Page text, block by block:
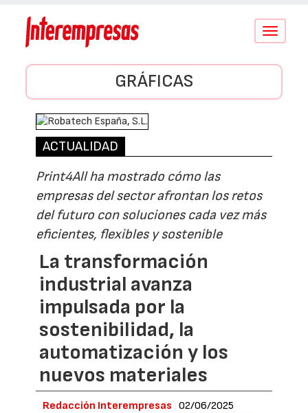
Conmutar
GRÁFICAS
ACTUALIDAD
Print4All ha mostrado cómo las
empresas del sector afrontan los retos
del futuro con soluciones cada vez más
eficientes, flexibles y sostenible
La transformación
industrial avanza
impulsada por la
sostenibilidad, la
automatización y los
nuevos materiales
Redacción Interempresas 02/06/2025